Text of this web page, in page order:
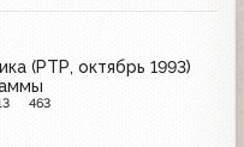
(РТР, октябрь 1993)
463